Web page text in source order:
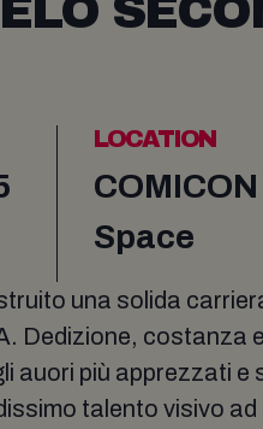
LOCATION
Space
una solida
Dedizione, costanza
auori più apprezzati e
talento visivo